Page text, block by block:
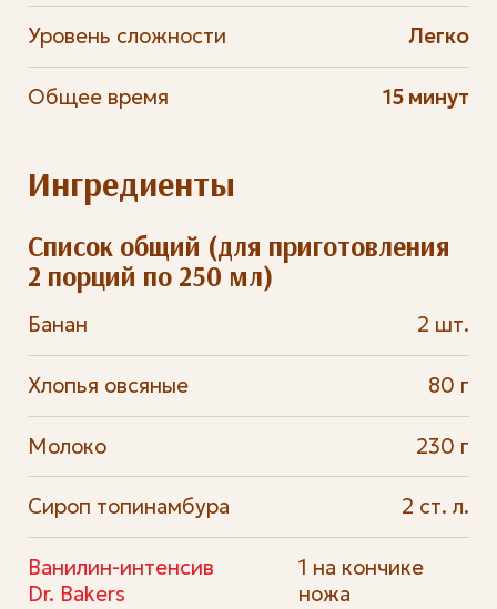
Уровень сложности Легко
Общее время 15 минут
Ингредиенты
Список общий (для приготовления
2 порций по 250 мл)
Банан 2 шт.
Хлопья овсяные 80 г
Молоко 230 г
Сироп топинамбура 2 ст. л.
Ванилин-интенсив
Dr. Bakers
1 на кончике
ножа